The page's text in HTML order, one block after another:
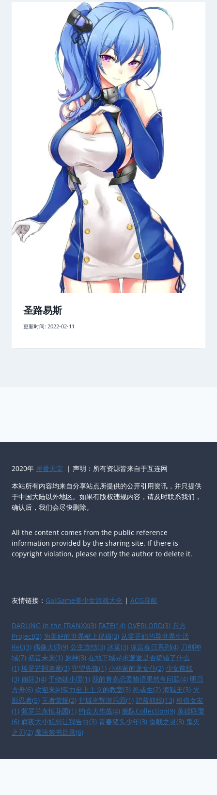
圣路易斯
更新时间: 2022-02-11
2020年 里番天堂 | 声明：所有资源皆来自于互连网
本站所有内容均来自分享站点所提供的公开引用资讯，并只提供
于中国大陆以外地区。如果有版权违规内容，请及时联系我们，
确认后，我们会尽快删除。
All the content comes from the public reference
information provided by the sharing site. If there is
copyright violation, please notify the author to delete it.
友情链接： GalGame美少女游戏大全 | ACG导航
DARLING in the FRANXX(3) FATE(14) OVERLORD(3) 东方
Project(2) 为美好的世界献上祝福(3) 从零开始的异世界生活
Re0(3) 偶像大师(9) 公主连结(3) 冰菓(3) 凉宫春日系列(4) 刀剑神
域(7) 初音未来(1) 原神(3) 在地下城寻求邂逅是否搞错了什么
(1) 埃罗芒阿老师(3) 守望先锋(1) 小林家的龙女仆(2) 少女前线
(3) 崩坏3(4) 干物妹小埋(1) 我的青春恋爱物语果然有问题(4) 明日
方舟(6) 欢迎来到实力至上主义的教室(3) 死或生(2) 海贼王(3) 火
影忍者(5) 王者荣耀(2) 甘城光辉游乐园(1) 碧蓝航线(13) 租借女友
(1) 紫罗兰永恒花园(1) 约会大作战(4) 舰队Collection(9) 英雄联盟
(6) 辉夜大小姐想让我告白(3) 青春猪头少年(3) 食戟之灵(3) 鬼灭
之刃(2) 魔法禁书目录(6)